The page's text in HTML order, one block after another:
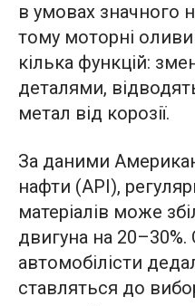
в умовах значного
тому моторні
кілька функцій:
деталями,
метал від корозії.
За даними
нафти (API),
матеріалів може
двигуна на
автомобілісти
ставляться до